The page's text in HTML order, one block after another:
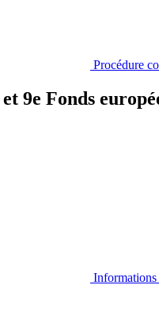
Procédure
9e Fonds
Informations